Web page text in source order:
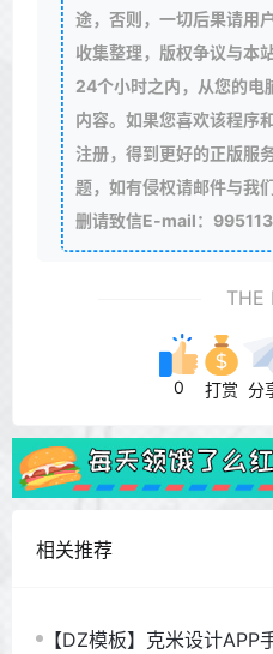
途，否则，一切后果请用
收集整理，版权争议与本
24个小时之内，从您的电
内容。如果您喜欢该程序
注册，得到更好的正版服
题，如有侵权请邮件与我
删请致信E-mail：
THE
0 打赏 分
相关推荐
【DZ模板】克米设计